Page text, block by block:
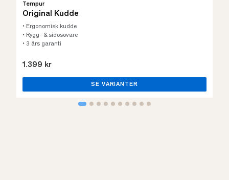
Tempur
Original Kudde
• Ergonomisk kudde
• Rygg- & sidosovare
• 3 års garanti
1.399 kr
SE VARIANTER